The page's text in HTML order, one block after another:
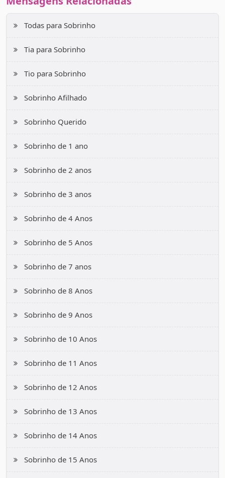
Saiba também que estarei para sempre aqui para ser o
seu amparo, o seu guia e o seu melhor amigo. Todas
as vezes em que você se sentir só, olhe ao redor e você
Todas para Sobrinho
Tia para Sobrinho
Tio para Sobrinho
Sobrinho Afilhado
Sobrinho Querido
Sobrinho de 1 ano
Sobrinho de 2 anos
Sobrinho de 3 anos
Sobrinho de 4 Anos
Sobrinho de 5 Anos
Sobrinho de 7 anos
Sobrinho de 8 Anos
Sobrinho de 9 Anos
Sobrinho de 10 Anos
Sobrinho de 11 Anos
Sobrinho de 12 Anos
Sobrinho de 13 Anos
Sobrinho de 14 Anos
Sobrinho de 15 Anos